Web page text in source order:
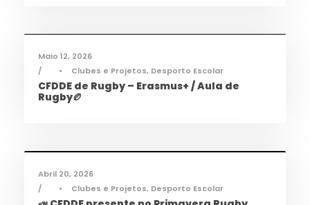
Maio 12, 2026
•
Clubes e Projetos, Desporto Escolar
CFDDE de Rugby – Erasmus+ / Aula de
Rugby🏉
Abril 20, 2026
•
Clubes e Projetos, Desporto Escolar